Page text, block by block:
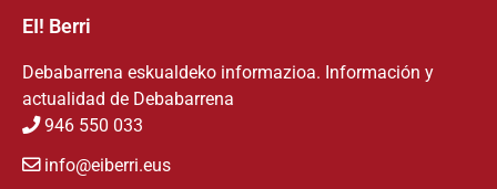
EI! Berri
Debabarrena eskualdeko informazioa. Información y
actualidad de Debabarrena
946 550 033
info@eiberri.eus